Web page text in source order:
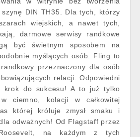
szynę DIN TH35. Dla tych, którzy
wiejskich, a nawet tych,
darmowe serwisy randkowe
być świetnym sposobem na
myślących osób. Fling to
przeznaczony dla osób
relacji. Odpowiedni
krok do sukcesu! A to już tylko
ciemno, kolacji w całkowitej
której króluje zmysł smaku i
odważnych! Od Flagstaff przez
na każdym z tych